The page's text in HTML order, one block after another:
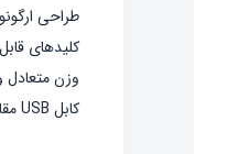
طراحی
کلیدهای
وزن متعادل
کابل USB مقاوم و با کیفیت